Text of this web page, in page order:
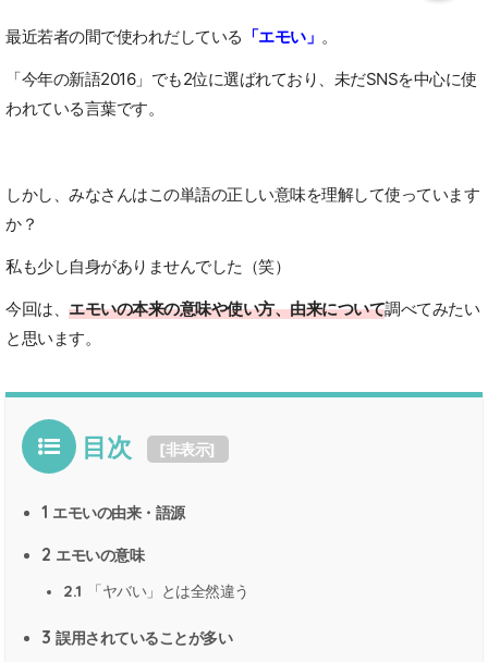
最近若者の間で使われだしている 「エモい」 。
「今年の新語2016」でも2位に選ばれており、未だSNSを中心に使
われている言葉です。
しかし、みなさんはこの単語の正しい意味を理解して使っています
か？
私も少し自身がありませんでした（笑）
今回は、 エモいの本来の意味や使い方、由来について調べてみたい
と思います。
目次 [非表示]
1 エモいの由来・語源
2 エモいの意味
2.1 「ヤバい」とは全然違う
3 誤用されていることが多い